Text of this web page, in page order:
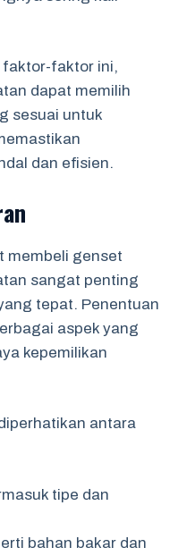
faktor-faktor ini,
dapat memilih
sesuai untuk
dan efisien.
membeli genset
sangat penting
tepat. Penentuan
aspek yang
kepemilikan
antara
tipe dan
bahan bakar dan